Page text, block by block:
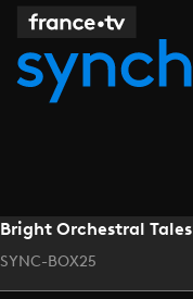
Bright Orchestral Tales
SYNC-BOX25